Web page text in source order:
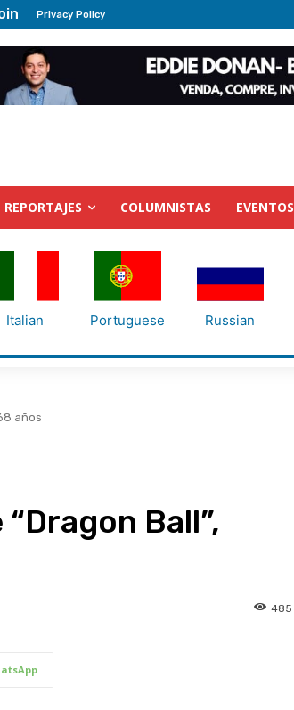
Privacy Policy
REPORTAJES COLUMNISTAS EVENTOS
Italian Portuguese Russian
años
Ball”,
485